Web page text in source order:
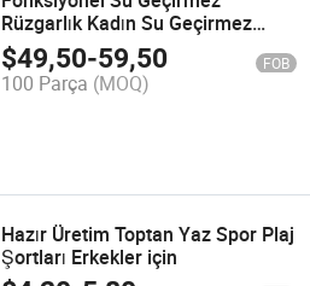
Rüzgarlık Kadın Su Geçirmez
Ceket Dış Mekan Aktiviteleri için
$49,50-59,50 FOB
100 Parça (MOQ)
Hazır Üretim Toptan Yaz Spor Plaj
Şortları Erkekler için